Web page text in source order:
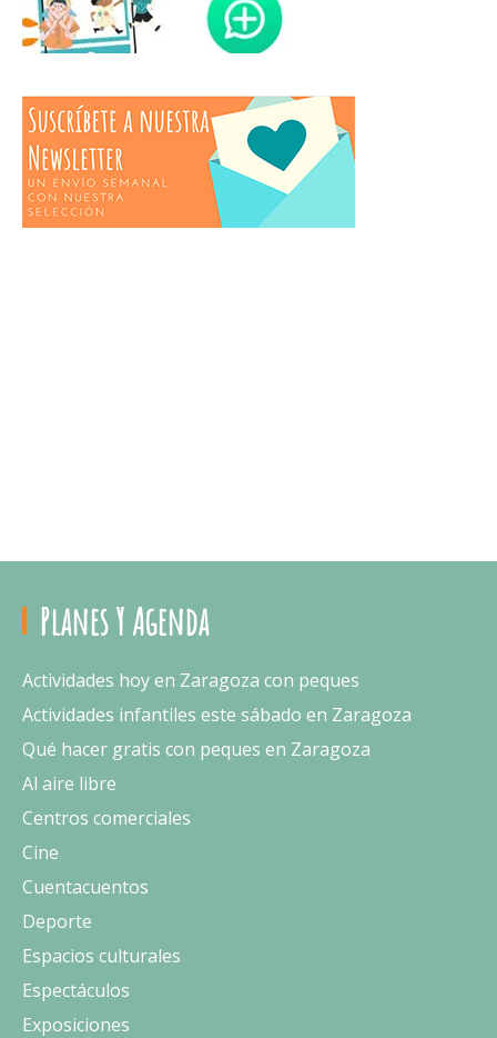
Planes Y Agenda
Actividades hoy en Zaragoza con peques
Actividades infantiles este sábado en Zaragoza
Qué hacer gratis con peques en Zaragoza
Al aire libre
Centros comerciales
Cine
Cuentacuentos
Deporte
Espacios culturales
Espectáculos
Exposiciones